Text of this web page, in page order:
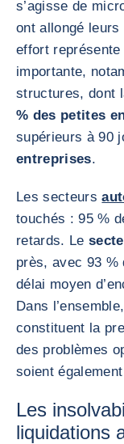
s’agisse de
ont allongé leurs
effort
importante,
structures, dont
% des petites
supérieurs à 90
entreprises.
Les secteurs
touchés : 95 %
retards. Le
près, avec 93 %
délai moyen
Dans
constituent la
des problèmes
soient
Les
liquidations